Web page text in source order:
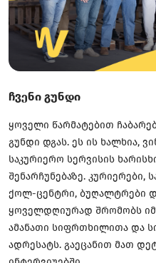
ჩვენი გუნდი
ყოველი წარმატებით
გუნდი დგას. ეს ის ხალხია,
საკურიერო სერვისის
შენარჩუნებაზე. კურიერები,
ქოლ-ცენტრი, ბუღალტრები
ყოველდღიურად შრომობს
ამანათი სიფრთხილითა და
ადრესატს. გაეცანით მათ